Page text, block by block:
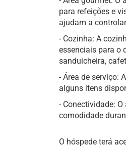
para refeições e
ajudam a
- Cozinha: A
essenciais para o
sanduicheira,
- Área de serviço:
alguns itens
- Conectividade:
comodidade
O hóspede terá